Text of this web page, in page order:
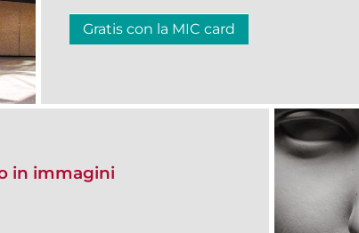
Gratis con la MIC card
in immagini